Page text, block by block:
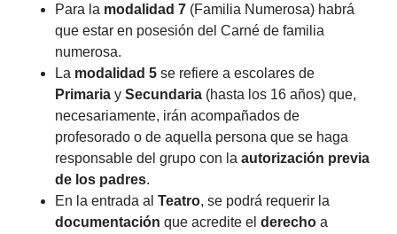
Para la modalidad 7 (Familia Numerosa) habrá
que estar en posesión del Carné de familia
numerosa.
La modalidad 5 se refiere a escolares de
Primaria y Secundaria (hasta los 16 años) que,
necesariamente, irán acompañados de
profesorado o de aquella persona que se haga
responsable del grupo con la autorización previa
de los padres.
En la entrada al Teatro, se podrá requerir la
documentación que acredite el derecho a